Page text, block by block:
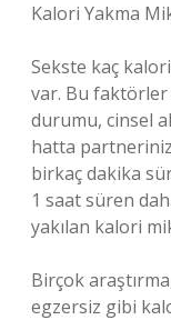
Kalori Yakma
Sekste kaç
var. Bu faktörler
durumu, cinsel
hatta
birkaç dakika
1 saat süren
yakılan kalori
Birçok
egzersiz gibi